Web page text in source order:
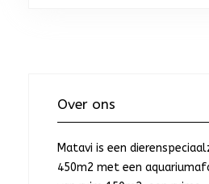
Over ons
Matavi is een
450m2 met een